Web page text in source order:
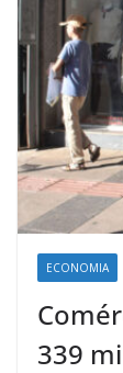
ECONOMIA
339